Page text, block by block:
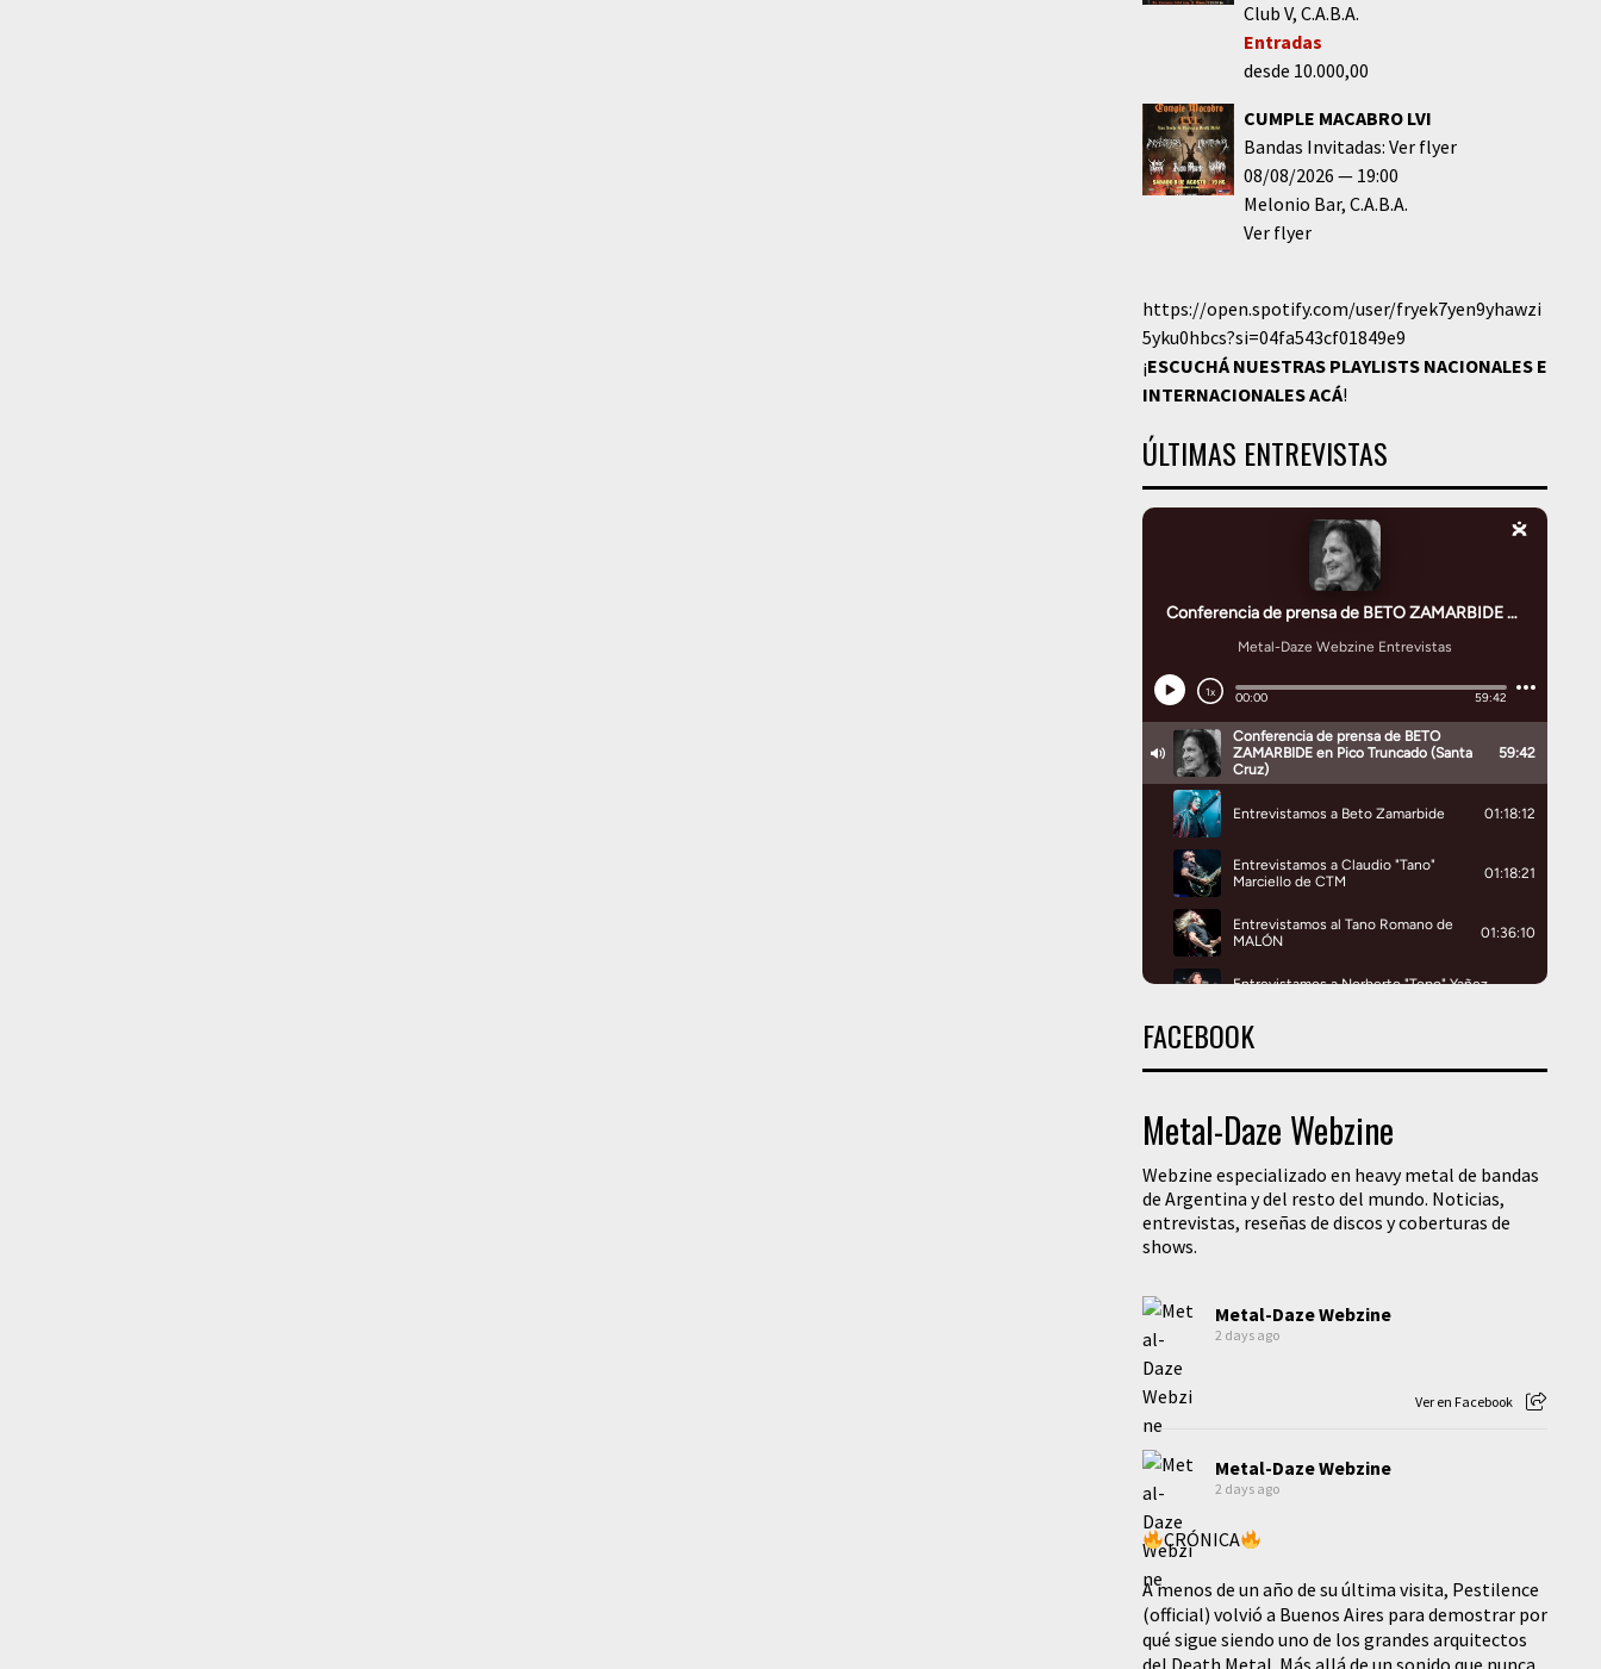
Club V C.A.B.A.
Entradas
desde 10.000,00
CUMPLE MACABRO LVI
Bandas Invitadas: Ver flyer
08/08/2026
19:00
Melonio Bar C.A.B.A.
Ver flyer
https://open.spotify.com/user/fryek7yen9yhawzi
5yku0hbcs?si=04fa543cf01849e9
¡ESCUCHÁ NUESTRAS PLAYLISTS NACIONALES E
INTERNACIONALESACÁ!
ÚLTIMAS ENTREVISTAS
FACEBOOK
Metal-Daze Webzine
Webzine especializado en heavy metal de bandas
de Argentina y del resto del mundo. Noticias,
entrevistas, reseñas de discos y coberturas de
shows.
Metal-Daze Webzine
2 days ago
Ver en Facebook
Metal-Daze Webzine
2 days ago
CRÓNICA
A menos de un año de su última visita, Pestilence
(official) volvió a Buenos Aires para demostrar por
qué sigue siendo uno de los grandes arquitectos
del Death Metal. Más allá de un sonido que nunca